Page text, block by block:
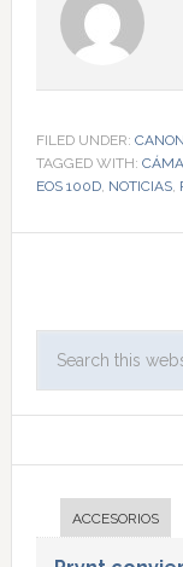
FILED UNDER: CANON
TAGGED WITH:
EOS 100D, NOTICIAS,
ACCESORIOS